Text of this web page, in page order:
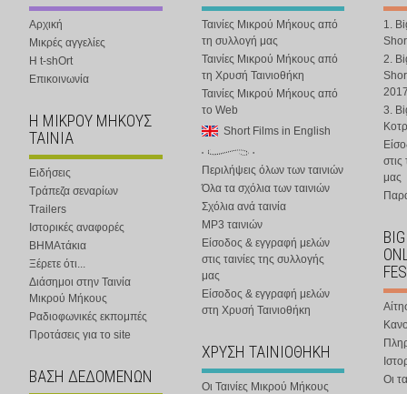
Αρχική
Μικρές αγγελίες
Η t-shOrt
Επικοινωνία
Η ΜΙΚΡΟΥ ΜΗΚΟΥΣ
ΤΑΙΝΙΑ
Ειδήσεις
Τράπεζα σεναρίων
Trailers
Ιστορικές αναφορές
ΒΗΜΑτάκια
Ξέρετε ότι...
Διάσημοι στην Ταινία
Μικρού Μήκους
Ραδιοφωνικές εκπομπές
Προτάσεις για το site
ΒΑΣΗ ΔΕΔΟΜΕΝΩΝ
Ταινίες Μικρού Μήκους από
τη συλλογή μας
Ταινίες Μικρού Μήκους από
τη Χρυσή Ταινιοθήκη
Ταινίες Μικρού Μήκους από
το Web
Short Films in English
Περιλήψεις όλων των ταινιών
Όλα τα σχόλια των ταινιών
Σχόλια ανά ταινία
MP3 ταινιών
Είσοδος & εγγραφή μελών
στις ταινίες της συλλογής
μας
Είσοδος & εγγραφή μελών
στη Χρυσή Ταινιοθήκη
ΧΡΥΣΗ ΤΑΙΝΙΟΘΗΚΗ
Οι Ταινίες Μικρού Μήκους
1.
2.
3.
στις
μας
Οι